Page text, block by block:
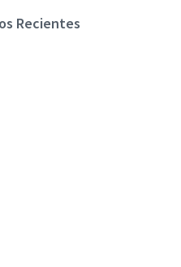
Recientes